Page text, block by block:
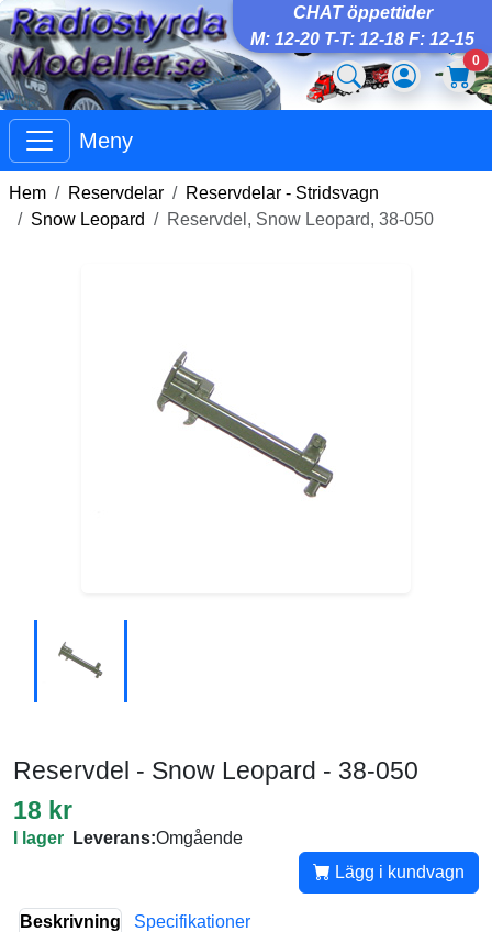
CHAT öppettider
M: 12-20 T-T: 12-18 F: 12-15
0
Meny
Hem Reservdelar
Reservdelar - Stridsvagn
Snow Leopard
Reservdel, Snow Leopard, 38-050
Reservdel - Snow Leopard - 38-050
18 kr
I lager Leverans:Omgående
Lägg i kundvagn
Beskrivning Specifikationer